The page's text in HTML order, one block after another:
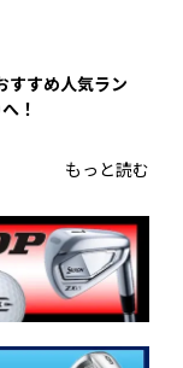
すすめ人気ラン
！
もっと読む